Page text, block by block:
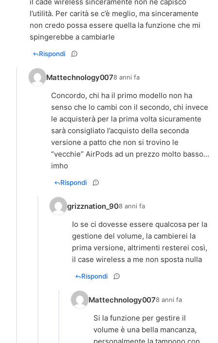
l’utilità. Per carità se c’è meglio, ma sinceramente
non credo possa essere quella la funzione che mi
spingerebbe a cambiarle
Rispondi
Mattechnology0078 anni fa
Concordo, chi ha il primo modello non ha
senso che lo cambi con il secondo, chi invece
le acquisterà per la prima volta sicuramente
sarà consigliato l’acquisto della seconda
versione a patto che non si trovino le
“vecchie” AirPods ad un prezzo molto basso...
imho
Rispondi
grizznation_908 anni fa
Io se ci dovesse essere qualcosa per la
gestione del volume, la cambierei la
prima versione, altrimenti resterei così,
il case wireless a me non sposta nulla
Rispondi
Mattechnology0078 anni fa
Si la funzione per gestire il
volume è una bella mancanza,